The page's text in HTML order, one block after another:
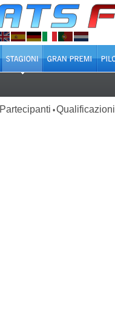
Partecipanti •Qualificazioni